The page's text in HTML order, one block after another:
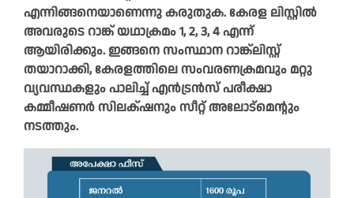
എന്നിങ്ങനെയാണെന്നു കരുതുക. കേരള ലിസ്റ്റിൽ
അവരുടെ റാങ്ക് യഥാക്രമം 1, 2, 3, 4 എന്ന്
ആയിരിക്കും. ഇങ്ങനെ സംസ്ഥാന റാങ്ക്‌ലിസ്റ്റ്
തയാറാക്കി, കേരളത്തിലെ സംവരണക്രമവും മറ്റു
വ്യവസ്ഥകളും പാലിച്ച് എൻട്രൻസ് പരീക്ഷാ
കമ്മീഷണർ സിലക്‌ഷനും സീറ്റ് അലോട്മെന്റും
നടത്തും.